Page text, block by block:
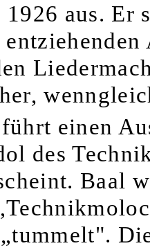
1926 aus.
einen
des
Baal